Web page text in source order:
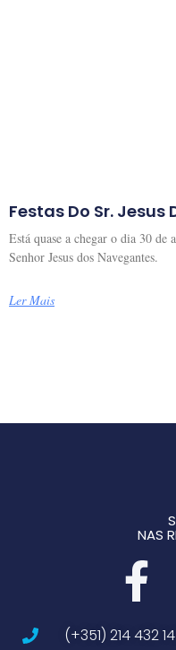
Festas Do Sr.
Está quase a chegar o dia 30 de
Senhor Jesus dos Navegantes.
Ler Mais
NAS
(+351) 214 432